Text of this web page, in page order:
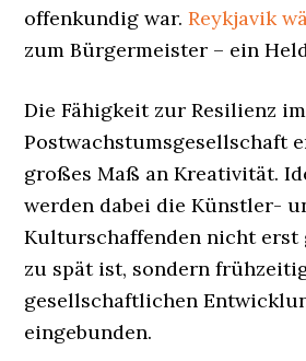
offenkundig war.Reykjavik
zum Bürgermeister – ein
Die Fähigkeit zur Resilienz
Postwachstumsgesellschaft
großes Maß an Kreativität.
werden dabei die Künstler-
Kulturschaffenden nicht erst
zu spät ist, sondern
gesellschaftlichen
eingebunden.